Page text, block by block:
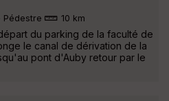
Pédestre 10 km
du parking de la faculté de
le canal de dérivation de la
pont d'Auby retour par le